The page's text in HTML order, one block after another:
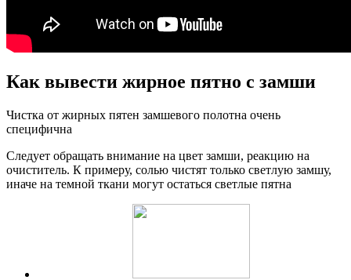
Как вывести жирное пятно с замши
Чистка от жирных пятен замшевого полотна очень
специфична
Следует обращать внимание на цвет замши, реакцию на
очиститель. К примеру, солью чистят только светлую замшу,
иначе на темной ткани могут остаться светлые пятна